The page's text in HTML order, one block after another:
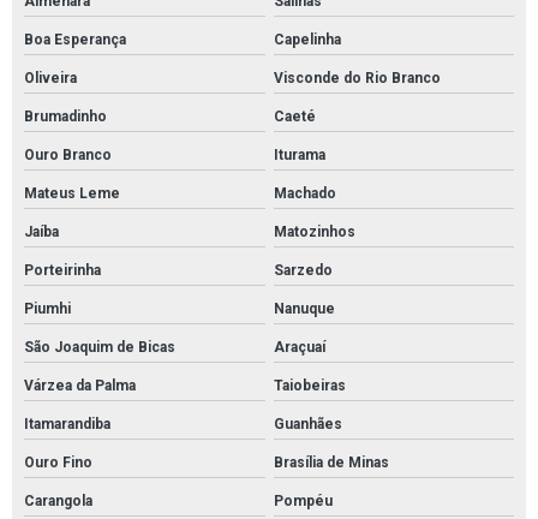
Cordão absorvente de derivados de petróleo
Cordão absorvente de óleo
Cordão absorvente industrial
Cordão absorvente para contenção de vazamento de óleo
Cordão absorvente para petróleo e derivados
Cordão absorvente para produtos químicos
Distribuidor de absorventes industriais
Distribuidor de manta absorvente óleo
Distribuidor de manta para contenção de óleo
Distribuidor mantas brasil
Boa Esperança Capelinha
Oliveira Visconde do Rio Branco
Brumadinho Caeté
Ouro Branco Iturama
Mateus Leme Machado
Jaíba Matozinhos
Porteirinha Sarzedo
Piumhi Nanuque
São Joaquim de Bicas Araçuaí
Várzea da Palma Taiobeiras
Itamarandiba Guanhães
Ouro Fino Brasília de Minas
Carangola Pompéu